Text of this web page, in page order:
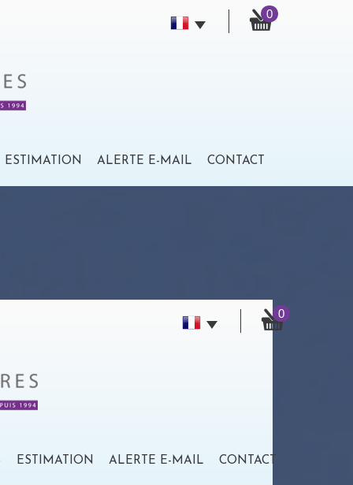
0
ESTIMATION ALERTE E-MAIL CONTACT
0
ESTIMATION ALERTE E-MAIL CONTACT